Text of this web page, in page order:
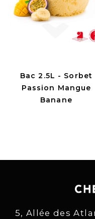
Bac 2.5L - Sorbet
Passion Mangue
Banane
5, Allée des